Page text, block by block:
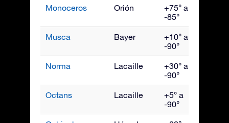
Monoceros Orión
+75° a
-85°
Musca Bayer
+10° a
-90°
Norma Lacaille
+30° a
-90°
Octans Lacaille
+5° a
-90°